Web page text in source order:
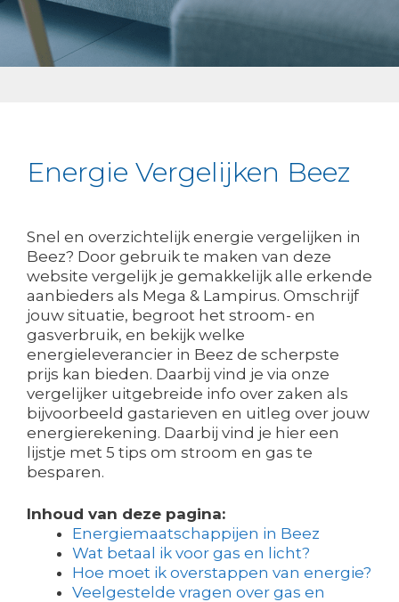
Energie Vergelijken Beez
Snel en overzichtelijk energie vergelijken in
Beez? Door gebruik te maken van deze
website vergelijk je gemakkelijk alle erkende
aanbieders als Mega & Lampirus. Omschrijf
jouw situatie, begroot het stroom- en
gasverbruik, en bekijk welke
energieleverancier in Beez de scherpste
prijs kan bieden. Daarbij vind je via onze
vergelijker uitgebreide info over zaken als
bijvoorbeeld gastarieven en uitleg over jouw
energierekening. Daarbij vind je hier een
lijstje met 5 tips om stroom en gas te
besparen.
Inhoud van deze pagina:
Energiemaatschappijen in Beez
Wat betaal ik voor gas en licht?
Hoe moet ik overstappen van energie?
Veelgestelde vragen over gas en